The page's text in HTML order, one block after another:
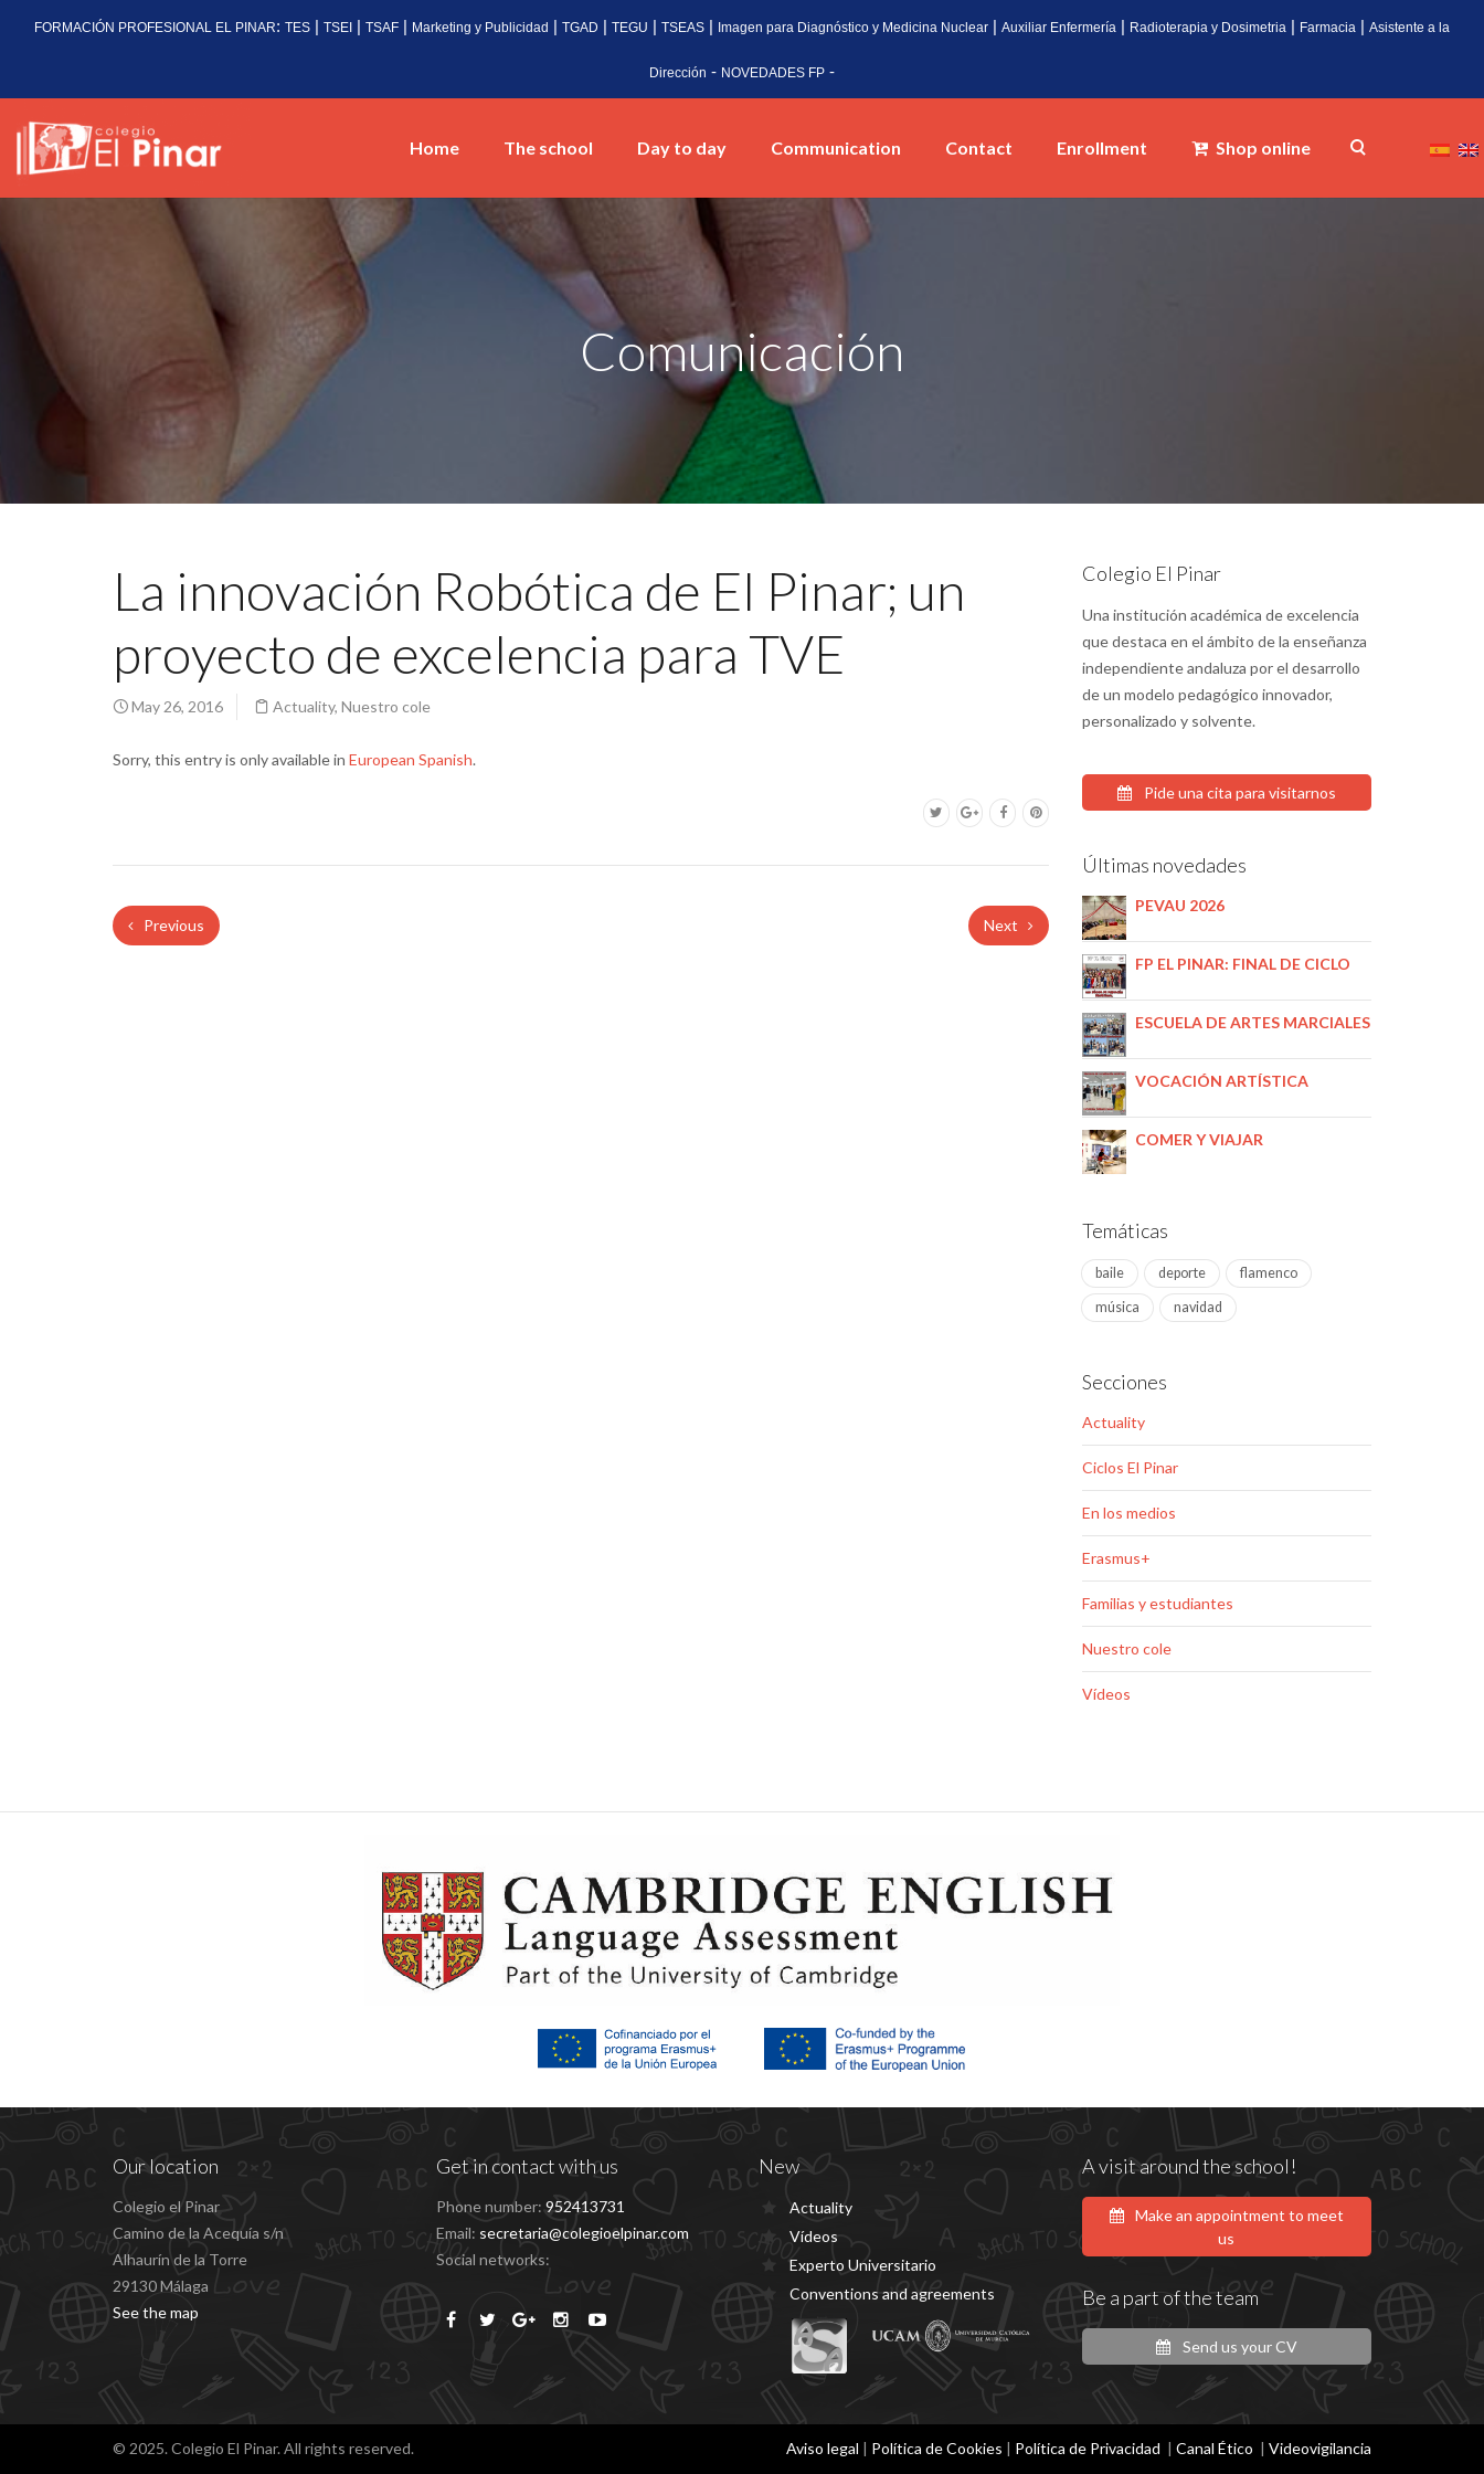
FORMACIÓN PROFESIONAL EL PINAR: TES | TSEI | TSAF | Marketing y Publicidad | TGAD | TEGU | TSEAS | Imagen para Diagnóstico y Medicina Nuclear | Auxiliar Enfermería | Radioterapia y Dosimetria | Farmacia | Asistente a la
Dirección - NOVEDADES FP -
Home The school Day to day Communication Contact Enrollment Shop online
Comunicación
La innovación Robótica de El Pinar; un
proyecto de excelencia para TVE
May 26, 2016 Actuality, Nuestro cole
Sorry, this entry is only available in European Spanish.
Previous Next
Colegio El Pinar
Una institución académica de excelencia
que destaca en el ámbito de la enseñanza
independiente andaluza por el desarrollo
de un modelo pedagógico innovador,
personalizado y solvente.
Pide una cita para visitarnos
Últimas novedades
PEVAU 2026
FP EL PINAR: FINAL DE CICLO
ESCUELA DE ARTES MARCIALES
VOCACIÓN ARTÍSTICA
COMER Y VIAJAR
Temáticas
baile deporte flamenco
música navidad
Secciones
Actuality
Ciclos El Pinar
En los medios
Erasmus+
Familias y estudiantes
Nuestro cole
Vídeos
Our location
Colegio el Pinar
Camino de la Acequía s/n
Alhaurín de la Torre
29130 Málaga
See the map
Get in contact with us
Phone number: 952413731
Email: secretaria@colegioelpinar.com
Social networks:
New
Actuality
Vídeos
Experto Universitario
Conventions and agreements
A visit around the school!
Make an appointment to meet
us
Be a part of the team
Send us your CV
© 2025. Colegio El Pinar. All rights reserved. Aviso legal | Política de Cookies | Política de Privacidad | Canal Ético | Videovigilancia